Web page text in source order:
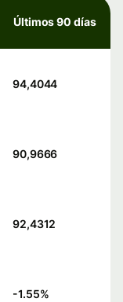
Últimos 90 días
94,4044
90,9666
92,4312
-1.55%